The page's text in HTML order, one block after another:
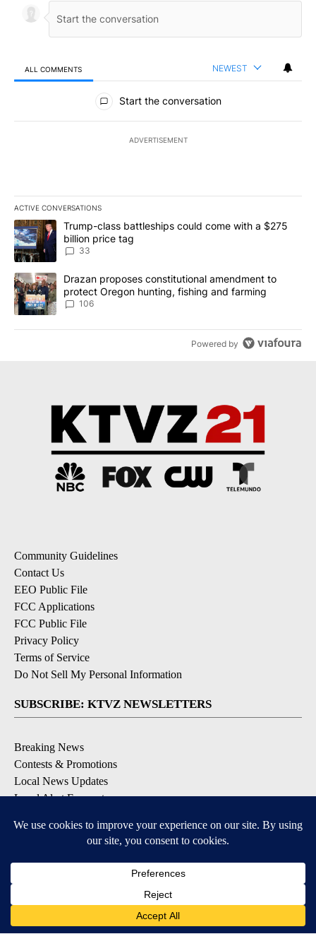
ALL COMMENTS NEWEST
All Comments
Start the conversation
ADVERTISEMENT
ACTIVE CONVERSATIONS
The following is a list of the most commented articles in the last
A trending article titled "Trump-class battleships could come
Trump-class battleships could come with a $275
billion price tag
33
A trending article titled "Drazan proposes constitutional
Drazan proposes constitutional amendment to
protect Oregon hunting, fishing and farming
106
Powered by
Community Guidelines
Contact Us
EEO Public File
FCC Applications
FCC Public File
Privacy Policy
Terms of Service
Do Not Sell My Personal Information
SUBSCRIBE: KTVZ NEWSLETTERS
Breaking News
Contests & Promotions
Local News Updates
Local Alert Forecast
DOWNLOAD: KTVZ APPS